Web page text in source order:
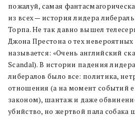
пожалуй, самая
из всех — история лидера
Торпа. Не так давно вышел
Джона Престона о тех
называется: «Очень английский
Scandal). В истории падения
либералов было все: политика,
отношения (а на момент событий
законом), шантаж и даже
убийство, но жертвой пала собака